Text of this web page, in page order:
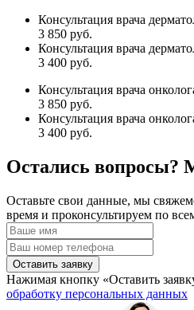
Консультация врача
3 850 руб.
Консультация врача
3 400 руб.
Консультация врача
3 850 руб.
Консультация врача
3 400 руб.
Остались
Оставьте свои данные, мы
время и проконсультируем по
Оставить заявку
Нажимая кнопку «Оставить
обработку персональных данных